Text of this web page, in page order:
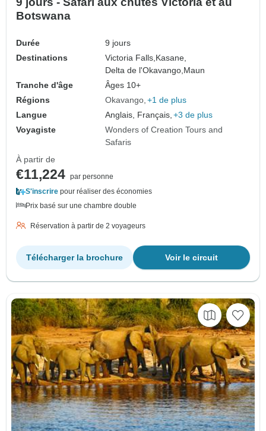
Botswana
Durée
9 jours
Destinations
Victoria Falls,Kasane,
Delta de l'Okavango,Maun
Tranche d'âge
Âges 10+
Régions
Okavango +1 de plus
Langue
Anglais, Français, +3 de plus
Voyagiste
Wonders of Creation Tours and
Safaris
À partir de
€11,224 par personne
S'inscrire pour réaliser des économies
Prix basé sur une chambre double
Réservation à partir de 2 voyageurs
Voir le circuit
Télécharger la brochure